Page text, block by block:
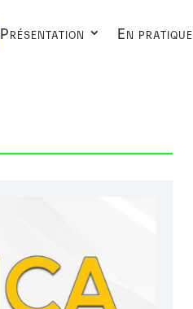
Présentation En pratique